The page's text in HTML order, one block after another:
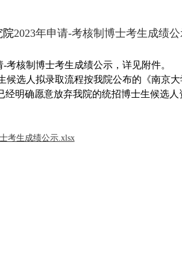
院2023年申请-考核制博士考生成绩
-考核制博士考生成绩公示，详见附件。
候选人拟录取流程按我院公布的《南京
明确愿意放弃我院的统招博士生候选人
考生成绩公示.xlsx